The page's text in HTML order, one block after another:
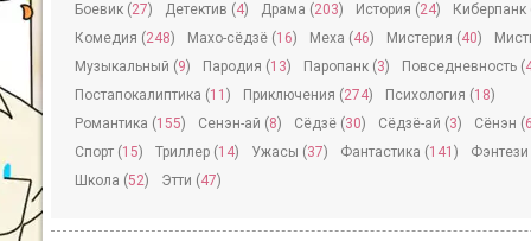
Боевик (27) Детектив (4) Драма (203) История (24)
Киберпанк
Комедия (248) Махо-сёдзё (16) Меха (46) Мистерия (40)
Музыкальный (9) Пародия (13) Паропанк (3) Повседневность (
Постапокалиптика (11 ) Приключения (274) Психология (18)
Романтика (155) Сeнэн-ай (8) Сёдзё (30) Сёдзё-ай (3) Сёнэн (
Спорт (15) Триллер (14) Ужасы (37) Фантастика (141 )
Фэнтези
Школа (52) Этти (47)